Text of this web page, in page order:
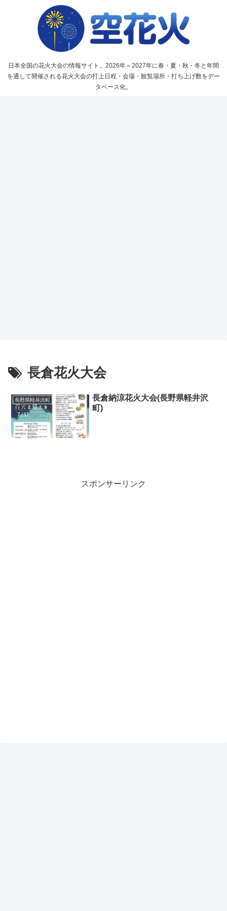
日本全国の花火大会の情報サイト。2026年～2027年に春・夏・秋・冬と年間
を通して開催される花火大会の打上日程・会場・観覧場所・打ち上げ数をデー
タベース化。
長倉花火大会
長野県軽井沢町
長倉納涼花火大会(長野県軽井沢
町)
スポンサーリンク